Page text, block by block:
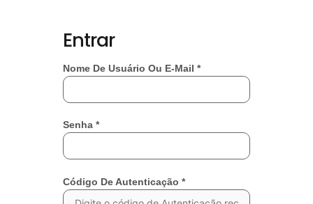
Entrar
Nome De Usuário Ou E-Mail *
Senha *
Código De Autenticação *